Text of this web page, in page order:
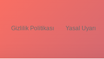
Gizlilik Politikası Yasal Uyarı